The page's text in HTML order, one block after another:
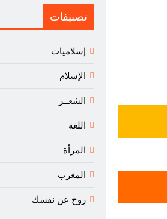
النقد
تصنيفات
إسلاميات
الإسلام
الشعــر
اللغة
المرأة
المغرب
روح عن نفسك